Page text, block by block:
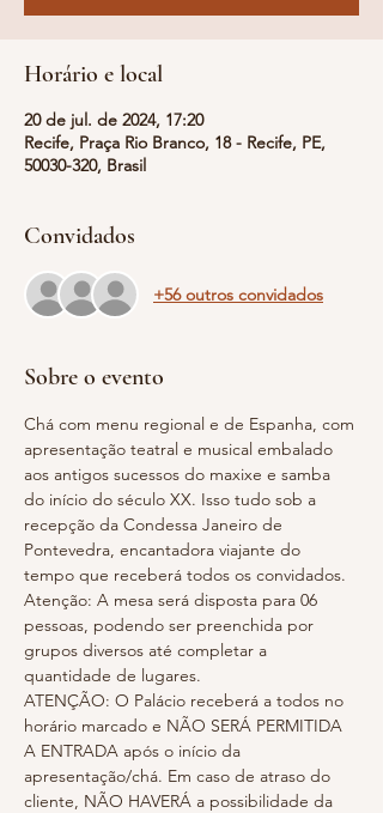
Horário e local
20 de jul. de 2024, 17:20
Recife, Praça Rio Branco, 18 - Recife, PE,
50030-320, Brasil
Convidados
+56 outros convidados
Sobre o evento
Chá com menu regional e de Espanha, com
apresentação teatral e musical embalado
aos antigos sucessos do maxixe e samba
do início do século XX. Isso tudo sob a
recepção da Condessa Janeiro de
Pontevedra, encantadora viajante do
tempo que receberá todos os convidados.
Atenção: A mesa será disposta para 06
pessoas, podendo ser preenchida por
grupos diversos até completar a
quantidade de lugares.
ATENÇÃO: O Palácio receberá a todos no
horário marcado e NÃO SERÁ PERMITIDA
A ENTRADA após o início da
apresentação/chá. Em caso de atraso do
cliente, NÃO HAVERÁ a possibilidade da